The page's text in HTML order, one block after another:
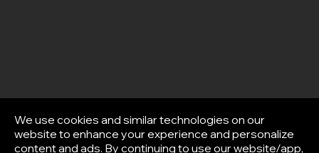
We use cookies and similar technologies on our
website to enhance your experience and personalize
content and ads. By continuing to use our website/app,